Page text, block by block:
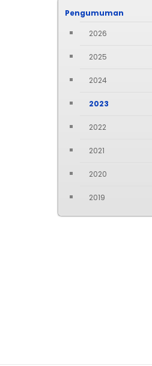
Pengumuman
2026
2025
2024
2023
2022
2021
2020
2019